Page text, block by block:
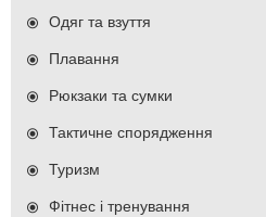
Одяг та взуття
Плавання
Рюкзаки та сумки
Тактичне спорядження
Туризм
Фітнес і тренування